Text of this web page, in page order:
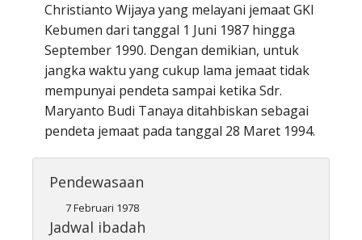
Christianto Wijaya yang melayani jemaat GKI
Kebumen dari tanggal 1 Juni 1987 hingga
September 1990. Dengan demikian, untuk
jangka waktu yang cukup lama jemaat tidak
mempunyai pendeta sampai ketika Sdr.
Maryanto Budi Tanaya ditahbiskan sebagai
pendeta jemaat pada tanggal 28 Maret 1994.
Pendewasaan
7 Februari 1978
Jadwal ibadah